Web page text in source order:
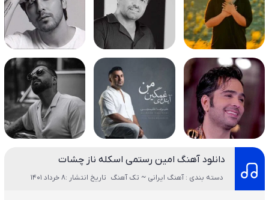
دانلود آهنگ امین رستمی اسکله ناز چشات
دسته بندی : آهنگ ایرانی ~ تک آهنگ تاریخ انتشار :8 خرداد 1401